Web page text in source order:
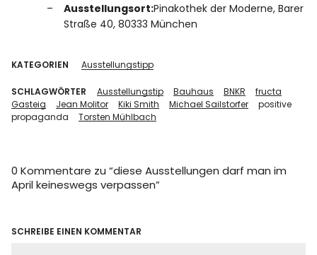
Ausstellungsort:Pinakothek der Moderne, Barer
Straße 40, 80333 München
KATEGORIEN Ausstellungstipp
SCHLAGWÖRTER Ausstellungstip Bauhaus BNKR
fructa
Gasteig
Jean Molitor Kiki Smith Michael Sailstorfer
positive
propaganda
Torsten Mühlbach
0 Kommentare zu “diese Ausstellungen darf man im
April keineswegs verpassen”
SCHREIBE EINEN KOMMENTAR